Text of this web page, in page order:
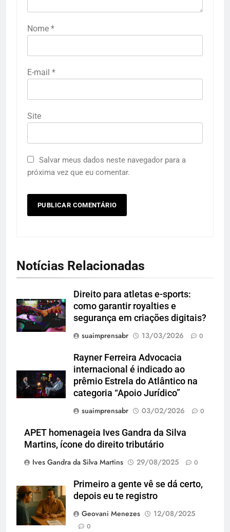
Nome *
E-mail *
Site
Salvar meus dados neste navegador para a
próxima vez que eu comentar.
Notícias Relacionadas
Direito para atletas e-sports:
como garantir royalties e
segurança em criações digitais?
suaimprensabr
13/03/2026 0
Rayner Ferreira Advocacia
internacional é indicado ao
prêmio Estrela do Atlântico na
categoria “Apoio Jurídico”
suaimprensabr
03/02/2026 0
APET homenageia Ives Gandra da Silva
Martins, ícone do direito tributário
Ives Gandra da Silva Martins
29/08/2025 0
Primeiro a gente vê se dá certo,
depois eu te registro
Geovani Menezes
12/08/2025
0